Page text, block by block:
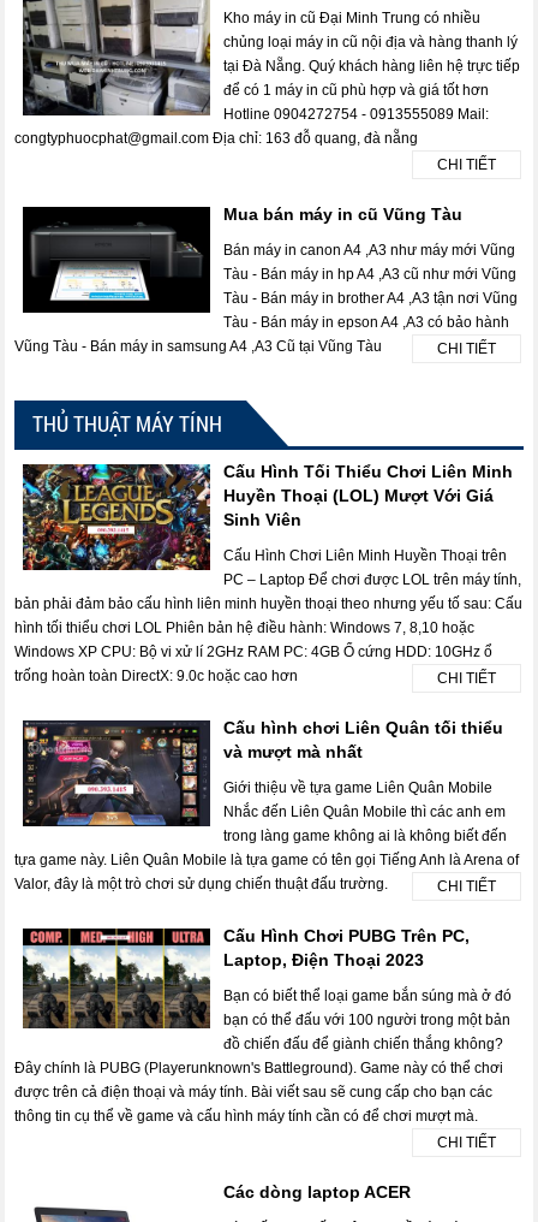
Kho máy in cũ Đại Minh Trung có nhiều
chủng loại máy in cũ nội địa và hàng thanh lý
tại Đà Nẵng. Quý khách hàng liên hệ trực tiếp
để có 1 máy in cũ phù hợp và giá tốt hơn
Hotline 0904272754 - 0913555089 Mail:
congtyphuocphat@gmail.com Địa chỉ: 163 đỗ quang, đà nẵng
CHI TIẾT
Mua bán máy in cũ Vũng Tàu
Bán máy in canon A4 ,A3 như máy mới Vũng
Tàu - Bán máy in hp A4 ,A3 cũ như mới Vũng
Tàu - Bán máy in brother A4 ,A3 tận nơi Vũng
Tàu - Bán máy in epson A4 ,A3 có bảo hành
Vũng Tàu - Bán máy in samsung A4 ,A3 Cũ tại Vũng Tàu
CHI TIẾT
THỦ THUẬT MÁY TÍNH
Cấu Hình Tối Thiểu Chơi Liên Minh
Huyền Thoại (LOL) Mượt Với Giá
Sinh Viên
Cấu Hình Chơi Liên Minh Huyền Thoại trên
PC – Laptop Để chơi được LOL trên máy tính,
bản phải đảm bảo cấu hình liên minh huyền thoại theo nhưng yếu tố sau: Cấu
hình tối thiểu chơi LOL Phiên bản hệ điều hành: Windows 7, 8,10 hoặc
Windows XP CPU: Bộ vi xử lí 2GHz RAM PC: 4GB Ổ cứng HDD: 10GHz ổ
trống hoàn toàn DirectX: 9.0c hoặc cao hơn
CHI TIẾT
Cấu hình chơi Liên Quân tối thiểu
và mượt mà nhất
Giới thiệu về tựa game Liên Quân Mobile
Nhắc đến Liên Quân Mobile thì các anh em
trong làng game không ai là không biết đến
tựa game này. Liên Quân Mobile là tựa game có tên gọi Tiếng Anh là Arena of
Valor, đây là một trò chơi sử dụng chiến thuật đấu trường.
CHI TIẾT
Cấu Hình Chơi PUBG Trên PC,
Laptop, Điện Thoại 2023
Bạn có biết thể loại game bắn súng mà ở đó
bạn có thể đấu với 100 người trong một bản
đồ chiến đấu để giành chiến thắng không?
Đây chính là PUBG (Playerunknown's Battleground). Game này có thể chơi
được trên cả điện thoại và máy tính. Bài viết sau sẽ cung cấp cho bạn các
thông tin cụ thể về game và cấu hình máy tính cần có để chơi mượt mà.
CHI TIẾT
Các dòng laptop ACER